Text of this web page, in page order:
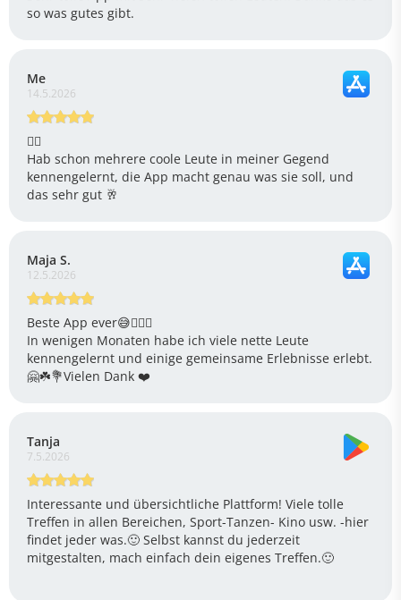
so was gutes gibt.
Me
14.5.2026
👍🏻
Hab schon mehrere coole Leute in meiner Gegend
kennengelernt, die App macht genau was sie soll, und
das sehr gut 🥂
Maja S.
12.5.2026
Beste App ever😅🤷🏻‍♀️
In wenigen Monaten habe ich viele nette Leute
kennengelernt und einige gemeinsame Erlebnisse erlebt.
🤗☘️💐Vielen Dank ❤️
Tanja
7.5.2026
Interessante und übersichtliche Plattform! Viele tolle
Treffen in allen Bereichen, Sport-Tanzen- Kino usw. -hier
findet jeder was.🙂 Selbst kannst du jederzeit
mitgestalten, mach einfach dein eigenes Treffen.🙂